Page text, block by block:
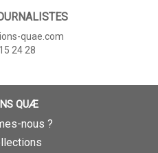
quae.com
24 28
QUÆ
nous ?